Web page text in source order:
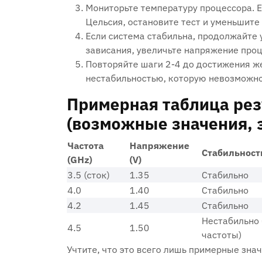
Мониторьте температуру
Цельсия, остановите тест и
Если система стабильна,
зависания, увеличьте напряжение
Повторяйте шаги 2-4 до достижения
нестабильностью, которую
Примерная таблица
(возможные значения,
Частота
(GHz)
Напряжение
(V)
3.5 (сток)
1.35
Стабильно
4.0
1.40
Стабильно
4.2
1.45
Стабильно
4.5
1.50
частоты)
Учтите, что это всего лишь примерные